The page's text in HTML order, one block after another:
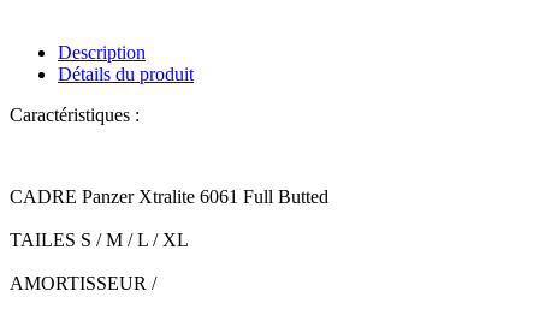
Description
Détails du produit
Caractéristiques :
CADRE Panzer Xtralite 6061 Full Butted
TAILES S / M / L / XL
AMORTISSEUR /